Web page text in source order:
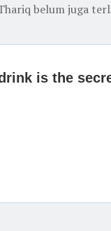
belum juga